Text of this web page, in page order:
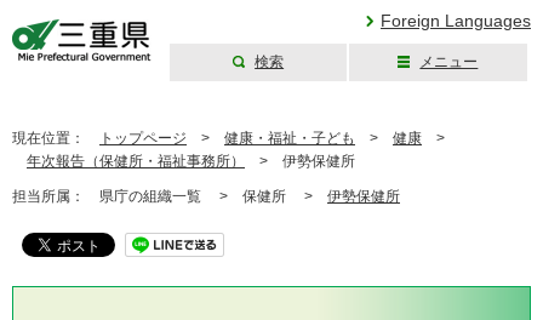
Foreign Languages
検索 メニュー
現在位置： トップページ > 健康・福祉・子ども > 健康 >
年次報告（保健所・福祉事務所）
> 伊勢保健所
担当所属： 県庁の組織一覧 > 保健所 > 伊勢保健所